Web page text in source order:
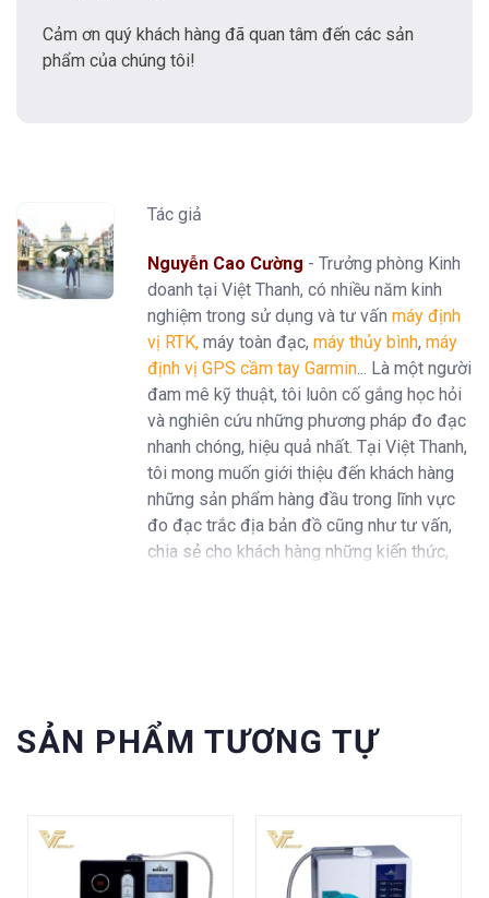
Cảm ơn quý khách hàng đã quan tâm đến các sản
phẩm của chúng tôi!
Tác giả
Nguyễn Cao Cường - Trưởng phòng Kinh
doanh tại Việt Thanh, có nhiều năm kinh
nghiệm trong sử dụng và tư vấn máy định
vị RTK, máy toàn đạc, máy thủy bình, máy
định vị GPS cầm tay Garmin ... Là một người
đam mê kỹ thuật, tôi luôn cố gắng học hỏi
và nghiên cứu những phương pháp đo đạc
nhanh chóng, hiệu quả nhất. Tại Việt Thanh,
tôi mong muốn giới thiệu đến khách hàng
những sản phẩm hàng đầu trong lĩnh vực
đo đạc trắc địa bản đồ cũng như tư vấn,
chia sẻ cho khách hàng những kiến thức,
SẢN PHẨM TƯƠNG TỰ